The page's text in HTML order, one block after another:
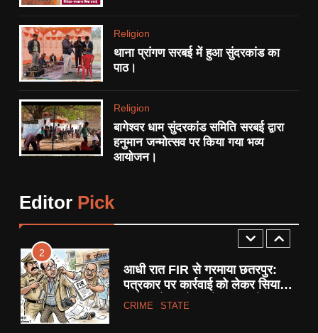
Religion
थाना प्रांगण सरबई में हुआ सुंदरकांड का
पाठ।
Religion
बागेश्वर धाम सुंदरकांड समिति सरबई द्वारा
हनुमान जन्मोत्सव पर किया गया भव्य
आयोजन।
Editor Pick
1
प्रदर्शन:
STATE
2
उबाल।
3
यूजीसी कानून के विरोध में सवर्ण समाज
ने किया प्रदर्शन, तहसील में सौंपा
ज्ञापन।
STATE